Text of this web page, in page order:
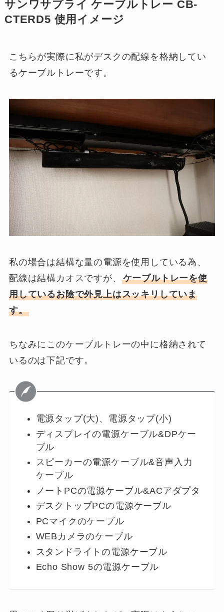
サンワサプライ ケーブルトレー CB-
CTERD5 使用イメージ
こちらが実際に私がデスクの配線を格納してい
るケーブルトレーです。
私の場合は結構な量の電源を使用している為、
配線は結構カオスですが、 ケーブルトレーを使
用しているお陰で外見上はスッキリしていま
す。
ちなみにこのケーブルトレーの中に格納されて
いるのは下記です。
電源タップ(大)、電源タップ(小)
ディスプレイの電源ケーブル&DPケー
ブル
スピーカーの電源ケーブル&音声入力
ケーブル
ノートPCの電源ケーブル&ACアダプタ
デスクトップPCの電源ケーブル
PCマイクのケーブル
WEBカメラのケーブル
スタンドライトの電源ケーブル
Echo Show 5の電源ケーブル